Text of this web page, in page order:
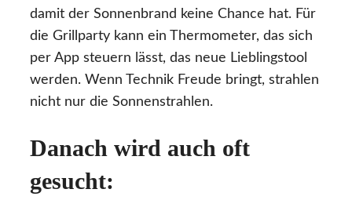
damit der Sonnenbrand keine Chance hat. Für
die Grillparty kann ein Thermometer, das sich
per App steuern lässt, das neue Lieblingstool
werden. Wenn Technik Freude bringt, strahlen
nicht nur die Sonnenstrahlen.
Danach wird auch oft
gesucht: